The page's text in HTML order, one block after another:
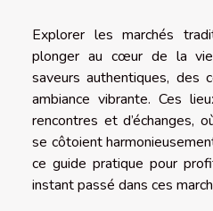
Explorer les marchés
plonger au cœur de la
saveurs authentiques, des
ambiance vibrante. Ces
rencontres et d’échanges,
se côtoient
ce guide pratique pour
instant passé dans ces